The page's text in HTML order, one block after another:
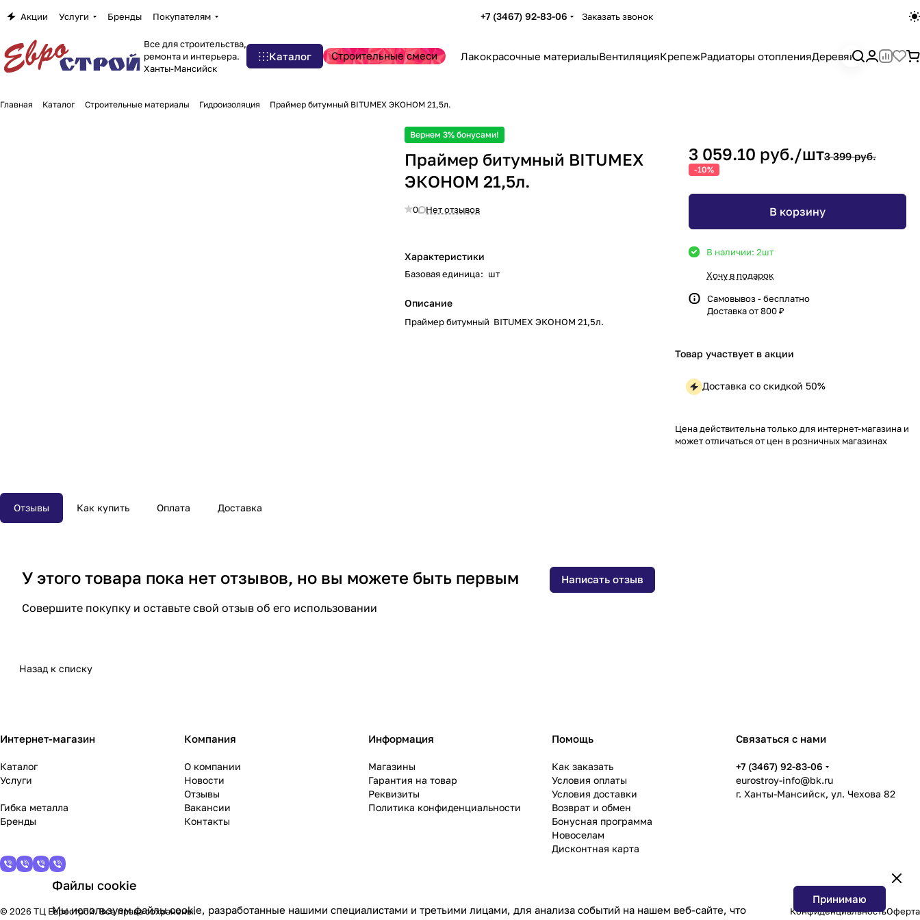
Акции Услуги Бренды Покупателям +7 (3467) 92-83-06 Заказать звонок
Все для строительства,
ремонта и интерьера.
Ханты-Мансийск
Каталог Строительные смеси Лакокрасочные материалыВентиляцияКрепежРадиаторы отопленияДеревянный
Главная Каталог Строительные материалы Гидроизоляция Праймер битумный BITUMEX ЭКОНОМ 21,5л.
Вернем 3% бонусами!
Праймер битумный BITUMEX
ЭКОНОМ 21,5л.
0 Нет отзывов
Характеристики
Базовая единица: шт
Описание
Праймер битумный BITUMEX ЭКОНОМ 21,5л.
3 059.10 руб./шт3 399 руб.
-10%
В корзину
В наличии: 2шт
Хочу в подарок
Самовывоз - бесплатно
Доставка от 800 ₽
Товар участвует в акции
Доставка со скидкой 50%
Цена действительна только для интернет-магазина и
может отличаться от цен в розничных магазинах
Отзывы Как купить Оплата Доставка
У этого товара пока нет отзывов, но вы можете быть первым
Совершите покупку и оставьте свой отзыв об его использовании
Написать отзыв
Назад к списку
Интернет-магазин
Каталог
Услуги
Гибка металла
Бренды
Компания
О компании
Новости
Отзывы
Вакансии
Контакты
Информация
Магазины
Гарантия на товар
Реквизиты
Политика конфиденциальности
Помощь
Как заказать
Условия оплаты
Условия доставки
Возврат и обмен
Бонусная программа
Новоселам
Дисконтная карта
Связаться с нами
+7 (3467) 92-83-06
eurostroy-info@bk.ru
г. Ханты-Мансийск, ул. Чехова 82
© 2026 ТЦ Еврострой. Все права сохранены. КонфиденциальностьОферта
Файлы cookie
Мы используем файлы cookie, разработанные нашими специалистами и третьими лицами, для анализа событий на нашем веб-сайте, что
Принимаю